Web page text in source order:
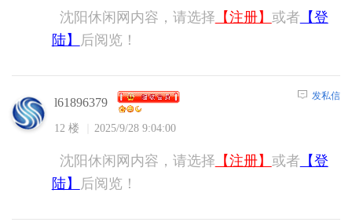
沈阳休闲网内容，请选择 【注册】 或者 【登
陆】
后阅览！
l61896379
12 楼 2025/9/28 9:04:00
发私信
沈阳休闲网内容，请选择 【注册】 或者 【登
陆】
后阅览！